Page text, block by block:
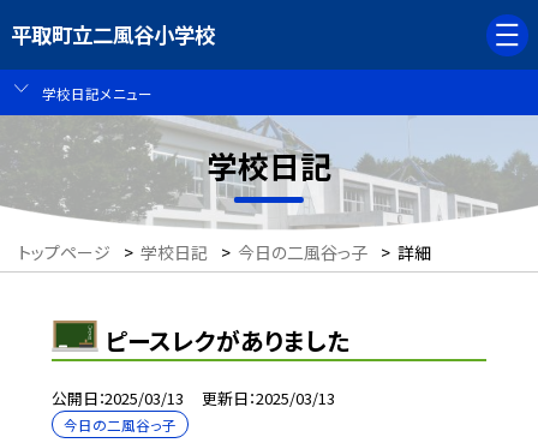
平取町立二風谷小学校
学校日記メニュー
学校日記
トップページ > 学校日記 > 今日の二風谷っ子 > 詳細
ピースレクがありました
公開日 2025/03/13 更新日 2025/03/13
今日の二風谷っ子